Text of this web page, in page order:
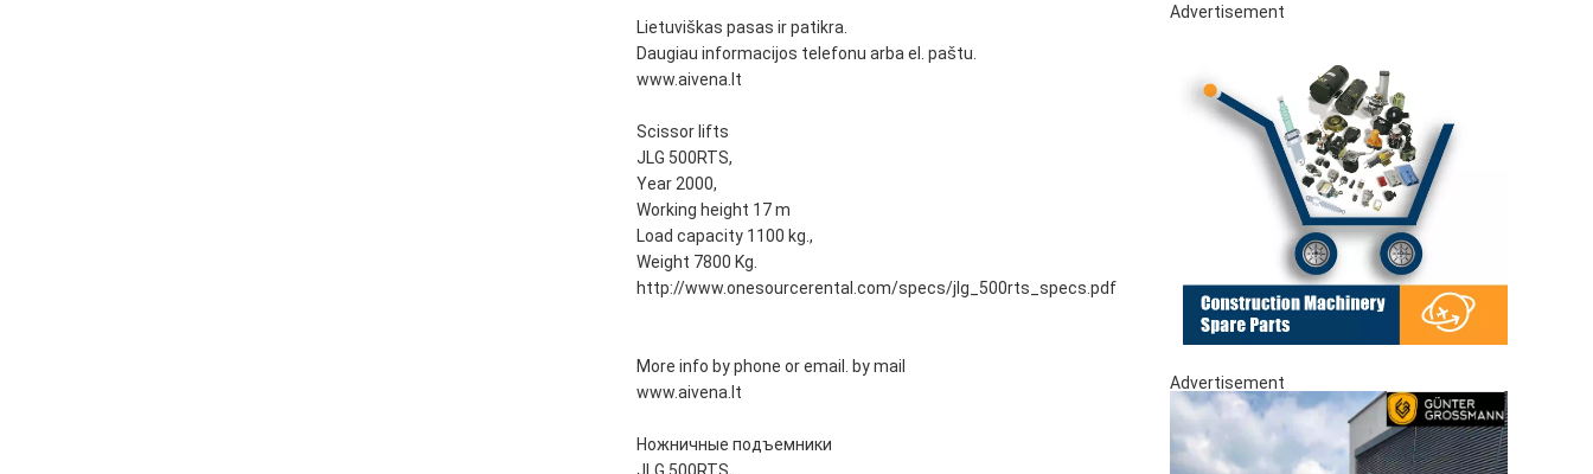
Lietuviškas pasas ir patikra.
Daugiau informacijos telefonu arba el. paštu.
www.aivena.lt
Scissor lifts
JLG 500RTS,
Year 2000,
Working height 17 m
Load capacity 1100 kg.,
Weight 7800 Kg.
http://www.onesourcerental.com/specs/jlg_500rts_specs.pdf
More info by phone or email. by mail
www.aivena.lt
Ножничные подъемники
Advertisement
Advertisement